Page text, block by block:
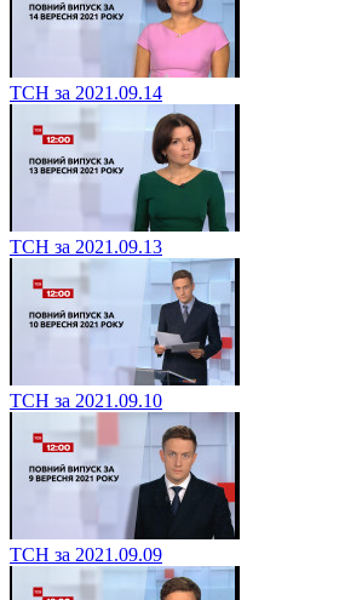
ТСН за 2021.09.14
ТСН за 2021.09.13
ТСН за 2021.09.10
ТСН за 2021.09.09